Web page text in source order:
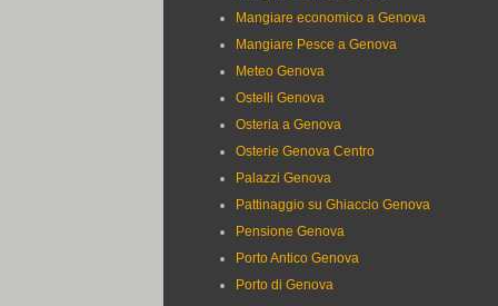
Mangiare economico a Genova
Mangiare Pesce a Genova
Meteo Genova
Ostelli Genova
Osteria a Genova
Osterie Genova Centro
Palazzi Genova
Pattinaggio su Ghiaccio Genova
Pensione Genova
Porto Antico Genova
Porto di Genova